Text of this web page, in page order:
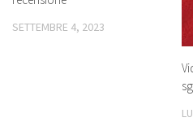
SETTEMBRE 4, 2023